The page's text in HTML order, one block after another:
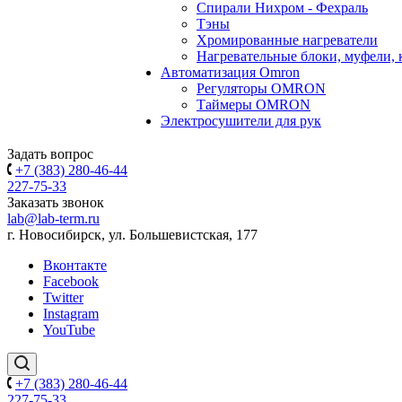
Спирали Нихром - Фехраль
Тэны
Хромированные нагреватели
Нагревательные блоки, муфели,
Автоматизация Omron
Регуляторы OMRON
Таймеры OMRON
Электросушители для рук
Задать вопрос
+7 (383) 280-46-44
227-75-33
Заказать звонок
lab@lab-term.ru
г. Новосибирск, ул. Большевистская, 177
Вконтакте
Facebook
Twitter
Instagram
YouTube
+7 (383) 280-46-44